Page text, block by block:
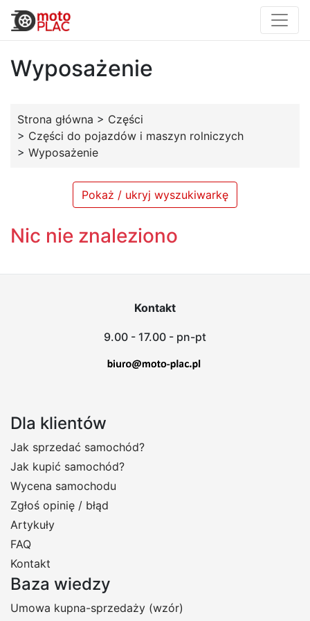
Wyposażenie
Strona główna > Części
> Części do pojazdów i maszyn rolniczych
> Wyposażenie
Pokaż / ukryj wyszukiwarkę
Nic nie znaleziono
Kontakt
9.00 - 17.00 - pn-pt
Dla klientów
Jak sprzedać samochód?
Jak kupić samochód?
Wycena samochodu
Zgłoś opinię / błąd
Artykuły
FAQ
Kontakt
Baza wiedzy
Umowa kupna-sprzedaży (wzór)